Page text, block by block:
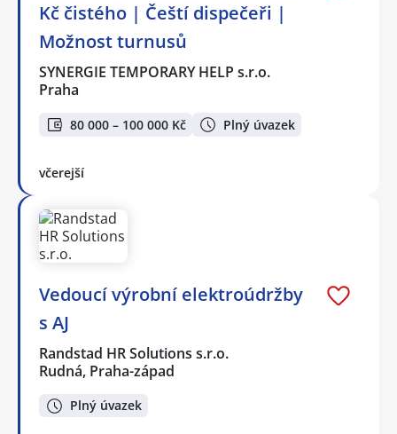
Kč čistého | Čeští dispečeři |
Možnost turnusů
SYNERGIE TEMPORARY HELP s.r.o.
Praha
80 000 – 100 000 Kč Plný úvazek
včerejší
Vedoucí výrobní elektroúdržby
s AJ
Randstad HR Solutions s.r.o.
Rudná, Praha-západ
Plný úvazek